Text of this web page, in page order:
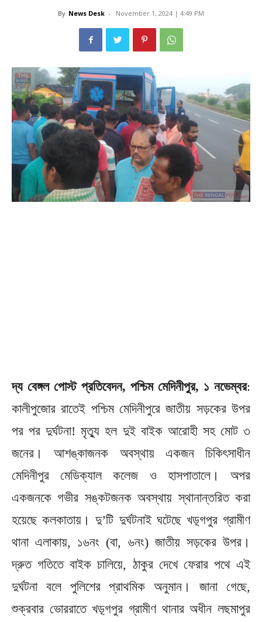
By News Desk - November 1, 2024 | 4:49 PM
দ্য বেঙ্গল পোস্ট প্রতিবেদন, পশ্চিম মেদিনীপুর, ১ নভেম্বর:
কালীপুজোর রাতেই পশ্চিম মেদিনীপুরে জাতীয় সড়কের উপর
পর পর দুর্ঘটনা! মৃত্যু হল দুই বাইক আরোহী সহ মোট ৩
জনের। আশঙ্কাজনক অবস্থায় একজন চিকিৎসাধীন
মেদিনীপুর মেডিক্যাল কলেজ ও হাসপাতালে। অপর
একজনকে গভীর সঙ্কটজনক অবস্থায় স্থানান্তরিত করা
হয়েছে কলকাতায়। দু’টি দুর্ঘটনাই ঘটেছে খড়্গপুর গ্রামীণ
থানা এলাকায়, ১৬নং (বা, ৬নং) জাতীয় সড়কের উপর।
দ্রুত গতিতে বাইক চালিয়ে, ঠাকুর দেখে ফেরার পথে এই
দুর্ঘটনা বলে পুলিশের প্রাথমিক অনুমান। জানা গেছে,
শুক্রবার ভোররাতে খড়্গপুর গ্রামীণ থানার অধীন লছমাপুর